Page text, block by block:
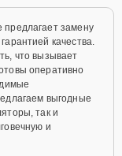
замену
качества.
что вызывает
оперативно
выгодные
так и
и